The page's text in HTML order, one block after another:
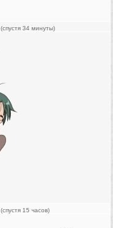
(спустя 34 минуты)
(спустя 15 часов)